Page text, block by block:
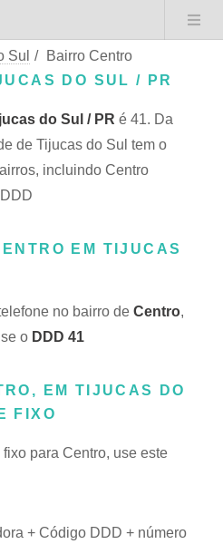
Sul /
Bairro Centro
DO SUL / PR
do Sul / PR é 41. Da
de Tijucas do Sul tem o
incluindo Centro
EM TIJUCAS
no bairro de Centro,
o DDD 41
EM TIJUCAS DO
FIXO
para Centro, use este
+ Código DDD + número